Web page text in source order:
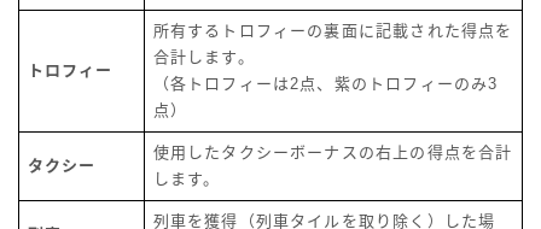
トロフィー
所有するトロフィーの裏面に記載された得点を
合計します。
（各トロフィーは2点、紫のトロフィーのみ3
点）
タクシー
使用したタクシーボーナスの右上の得点を合計
します。
列車を獲得（列車タイルを取り除く）した場